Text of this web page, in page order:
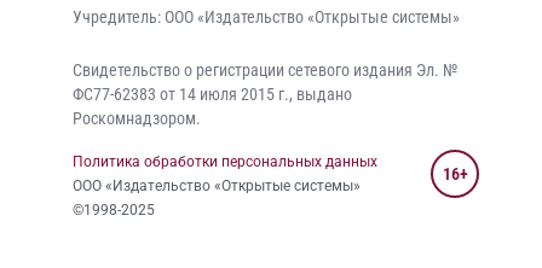
Учредитель: ООО «Издательство «Открытые системы»
Свидетельство о регистрации сетевого издания Эл. №
ФС77-62383 от 14 июля 2015 г., выдано
Роскомнадзором.
Политика обработки персональных данных
ООО «Издательство «Открытые системы»
©1998-2025
16+